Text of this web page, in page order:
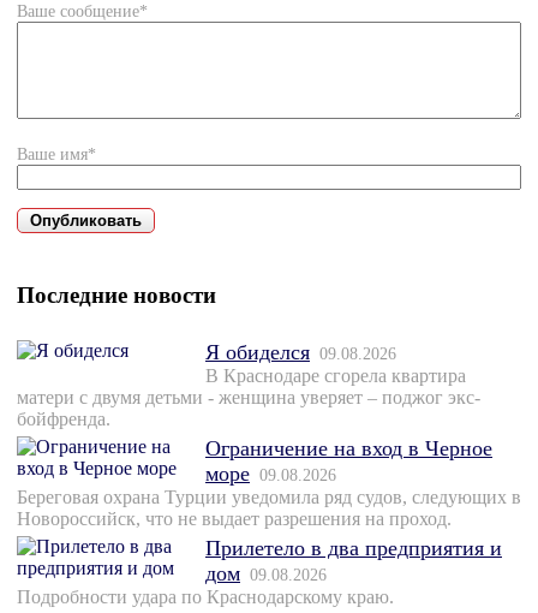
Ваше сообщение*
Ваше имя*
Последние новости
Я обиделся 09.08.2026
В Краснодаре сгорела квартира
матери с двумя детьми - женщина уверяет – поджог экс-
бойфренда.
Ограничение на вход в Черное
море 09.08.2026
Береговая охрана Турции уведомила ряд судов, следующих в
Новороссийск, что не выдает разрешения на проход.
Прилетело в два предприятия и
дом 09.08.2026
Подробности удара по Краснодарскому краю.